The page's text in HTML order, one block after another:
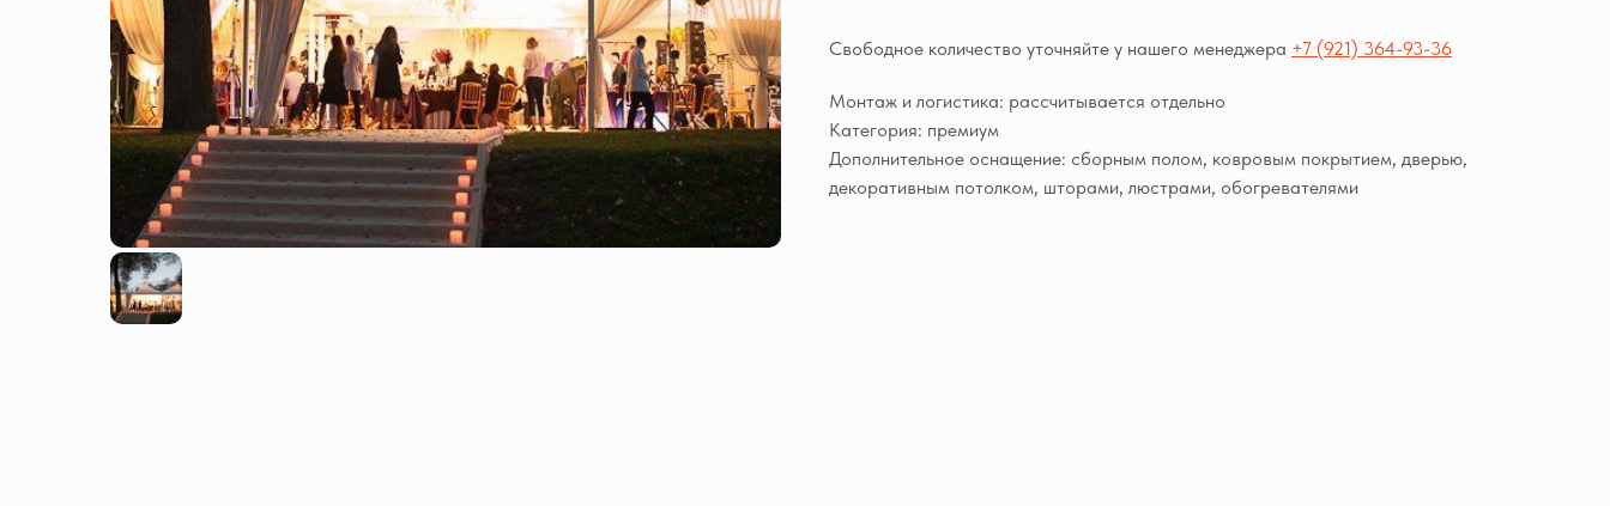
Свободное количество уточняйте у нашего менеджера +7 (921) 364-93-36
Монтаж и логистика: рассчитывается отдельно
Категория: премиум
Дополнительное оснащение: сборным полом, ковровым покрытием, дверью,
декоративным потолком, шторами, люстрами, обогревателями